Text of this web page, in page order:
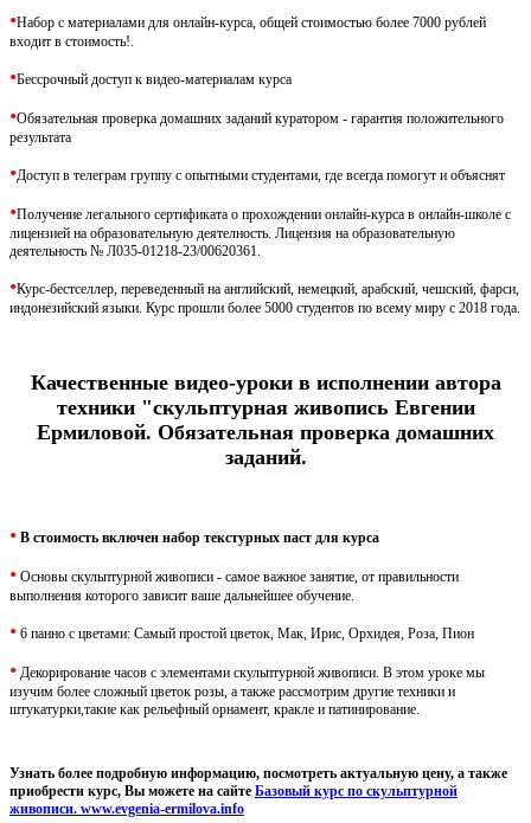
•Набор с материалами для онлайн-курса, общей стоимостью более 7000 рублей
входит в стоимость!.
•Бессрочный доступ к видео-материалам курса
•Обязательная проверка домашних заданий куратором - гарантия положительного
результата
•Доступ в телеграм группу с опытными студентами, где всегда помогут и объяснят
•Получение легального сертификата о прохождении онлайн-курса в онлайн-школе с
лицензией на образовательную деятелность. Лицензия на образовательную
деятельность № Л035-01218-23/00620361.
•Курс-бестселлер, переведенный на английский, немецкий, арабский, чешский, фарси,
индонезийский языки. Курс прошли более 5000 студентов по всему миру с 2018 года.
Качественные видео-уроки в исполнении автора
техники "скульптурная живопись Евгении
Ермиловой. Обязательная проверка домашних
заданий.
• В стоимость включен набор текстурных паст для курса
• Основы скульптурной живописи - самое важное занятие, от правильности
выполнения которого зависит ваше дальнейшее обучение.
• 6 панно с цветами: Самый простой цветок, Мак, Ирис, Орхидея, Роза, Пион
• Декорирование часов с элементами скульптурной живописи. В этом уроке мы
изучим более сложный цветок розы, а также рассмотрим другие техники и
штукатурки,такие как рельефный орнамент, кракле и патинирование.
Узнать более подробную информацию, посмотреть актуальную цену, а также
приобрести курс, Вы можете на сайте Базовый курс по скульптурной
живописи. www.evgenia-ermilova.info